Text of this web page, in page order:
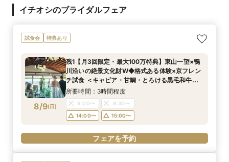
イチオシのブライダルフェア
試食会 特典あり
8/9(日)
残1【月3回限定・最大100万特典】東山一望×鴨
川沿いの絶景文化財W◆格式ある体験×京フレン
チ試食 ＜キャビア・甘鯛・とろける黒毛和牛な
ど豪華2万円相当コースを無料で堪能＞
所要時間：3時間程度
9:00〜
9:30〜
14:00〜
15:00〜
フェアを予約